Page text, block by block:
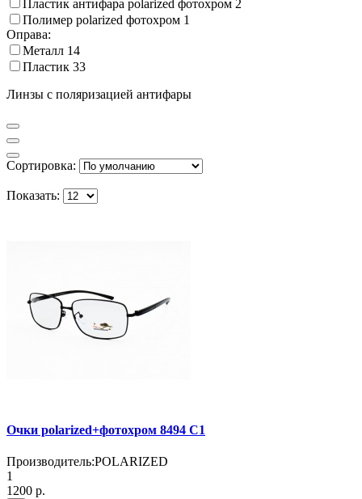
Пластик антифара polarized фотохром 2
Полимер polarized фотохром 1
Оправа:
Металл 14
Пластик 33
Линзы с поляризацией антифары
Сортировка:
Показать:
Очки polarized+фотохром 8494 C1
Производитель:POLARIZED
1
1200 р.